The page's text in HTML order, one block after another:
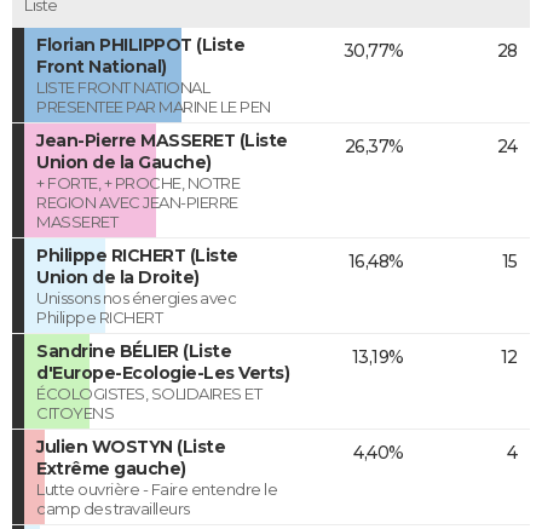
Liste
Florian PHILIPPOT (Liste
Front National)
LISTE FRONT NATIONAL
PRESENTEE PAR MARINE LE PEN
30,77% 28
Jean-Pierre MASSERET (Liste
Union de la Gauche)
+ FORTE, + PROCHE, NOTRE
REGION AVEC JEAN-PIERRE
MASSERET
26,37% 24
Philippe RICHERT (Liste
Union de la Droite)
Unissons nos énergies avec
Philippe RICHERT
16,48% 15
Sandrine BÉLIER (Liste
d'Europe-Ecologie-Les Verts)
ÉCOLOGISTES, SOLIDAIRES ET
CITOYENS
13,19% 12
Julien WOSTYN (Liste
Extrême gauche)
Lutte ouvrière - Faire entendre le
camp des travailleurs
4,40% 4